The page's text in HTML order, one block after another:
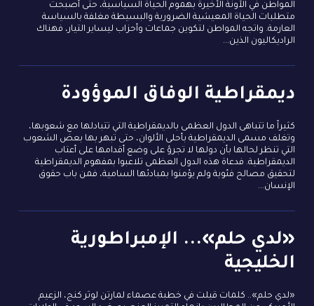
المواطن في الآونة الأخيرة بهموم الحياة السياسية، حتى أصبحت
متطلبات الحياة المعيشية الضرورية والبسيطة مغلفة بالسياسة
العارمة. واتجه المواطن لتكوين جماعات وأحزاب ليساير التيار، فهناك
الراديكاليون الذين...
ديمقراطية الوفاق الموؤودة
كثيراً ما تتباهى الدول العظمى بالديمقراطية التي تتبادلها مع شعوبها،
وتغلف مسمى الديمقراطية بأحلى الألوان، حتى تبهر بها بعض الشعوب
التي تنظر لحالها بأن دولها لا تجرؤ على وضع أقدامها على أعتاب
الديمقراطية. فدعاة هذه الدول العظمى تلاعبوا بمفهوم الديمقراطية
لتحقيق مصالح فئوية ولم يؤمنوا بمبادئها السامية، فمن باب حقوق
الإنسان...
«لدي حلم»... الإمبراطورية
الخليجية
«لدي حلم».. كلمات قيلت في خطبة عصماء لمارتن لوثر كنج، الزعيم